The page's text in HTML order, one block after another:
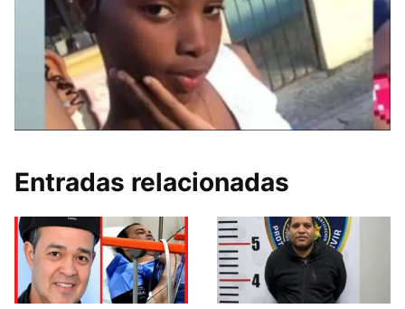
Entradas relacionadas